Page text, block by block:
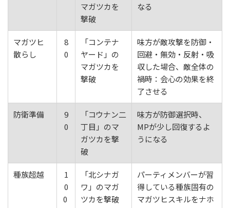
マガツカを
撃破
なる
マガツヒ
散らし
8
0
「コンテナ
ヤード」の
マガツカを
撃破
味方が敵攻撃を防御・
回避・無効・反射・吸
収した場合、敵全体の
禍時：会心の効果を終
了させる
防衛準備
9
0
「コウナン二
丁目」のマ
ガツカを撃
破
味方が防御選択時、
MPが少し回復するよ
うになる
種族超越
1
0
0
「北シナガ
ワ」のマガ
ツカを撃破
パーティメンバーが習
得している種族固有の
マガツヒスキルをナホ